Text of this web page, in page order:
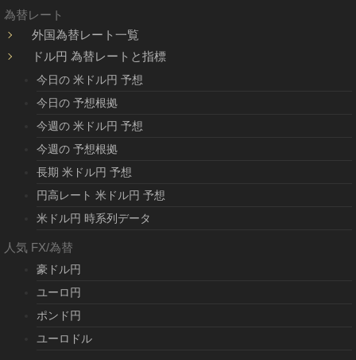
為替レート
外国為替レート一覧
ドル円 為替レートと指標
今日の 米ドル円 予想
今日の 予想根拠
今週の 米ドル円 予想
今週の 予想根拠
長期 米ドル円 予想
円高レート 米ドル円 予想
米ドル円 時系列データ
人気 FX/為替
豪ドル円
ユーロ円
ポンド円
ユーロドル